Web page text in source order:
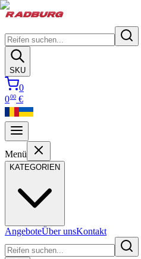
SKU
0
000 €
Menü
KATEGORIEN
AngeboteÜber unsKontakt